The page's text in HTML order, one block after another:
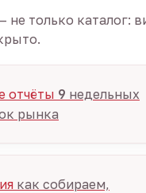
не только каталог:
отчёты 9 недельных
рынка
как собираем,